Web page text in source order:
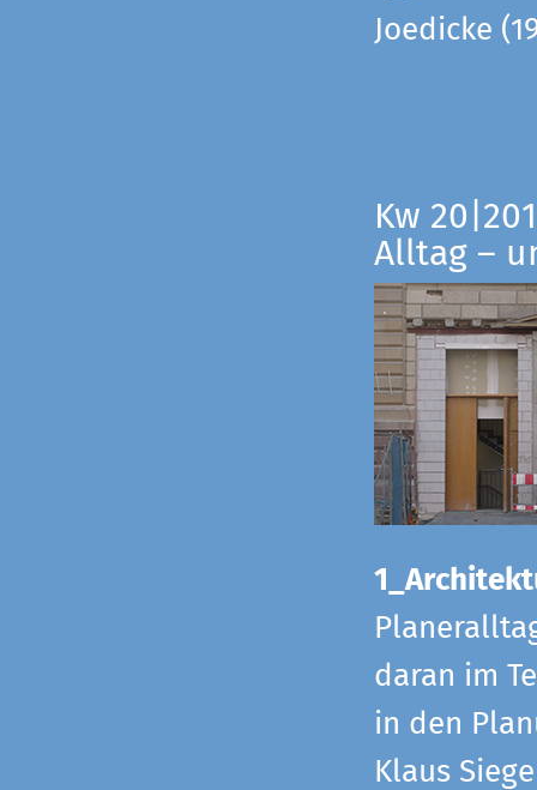
Joedicke
Kw
Alltag –
daran im
in den
Klaus